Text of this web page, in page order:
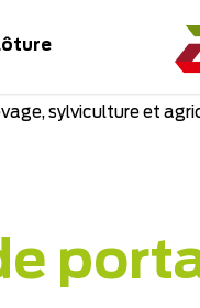
sylviculture et